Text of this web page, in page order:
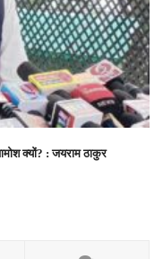
क्यों? : जयराम ठाकुर